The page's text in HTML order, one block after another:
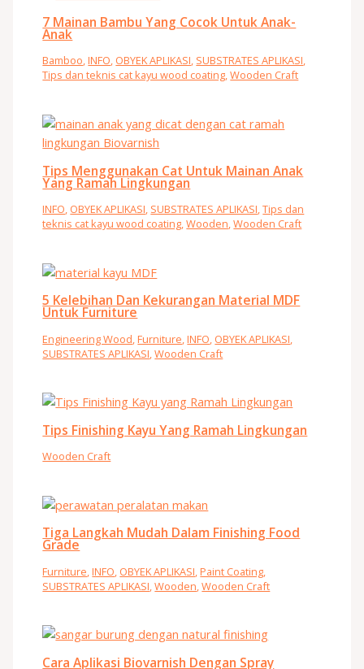
7 Mainan Bambu Yang Cocok Untuk Anak-
Anak
Bamboo,INFO, OBYEK APLIKASI, SUBSTRATES APLIKASI,
Tips dan teknis cat kayu wood coating,Wooden Craft
Tips Menggunakan Cat Untuk Mainan Anak
Yang Ramah Lingkungan
INFO, OBYEK APLIKASI, SUBSTRATES APLIKASI,Tips dan
teknis cat kayu wood coating,Wooden,Wooden Craft
5 Kelebihan Dan Kekurangan Material MDF
Untuk Furniture
Engineering Wood,Furniture,INFO, OBYEK APLIKASI,
SUBSTRATES APLIKASI,Wooden Craft
Tips Finishing Kayu Yang Ramah Lingkungan
Wooden Craft
Tiga Langkah Mudah Dalam Finishing Food
Grade
Furniture,INFO, OBYEK APLIKASI,Paint Coating,
SUBSTRATES APLIKASI,Wooden,Wooden Craft
Cara Aplikasi Biovarnish Dengan Spray